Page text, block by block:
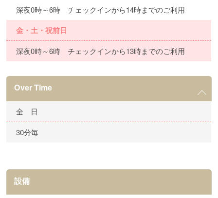
深夜0時～6時 チェックインから14時までのご利用
金・土・祝前日
深夜0時～6時 チェックインから13時までのご利用
Over Time
全 日
30分毎
設備